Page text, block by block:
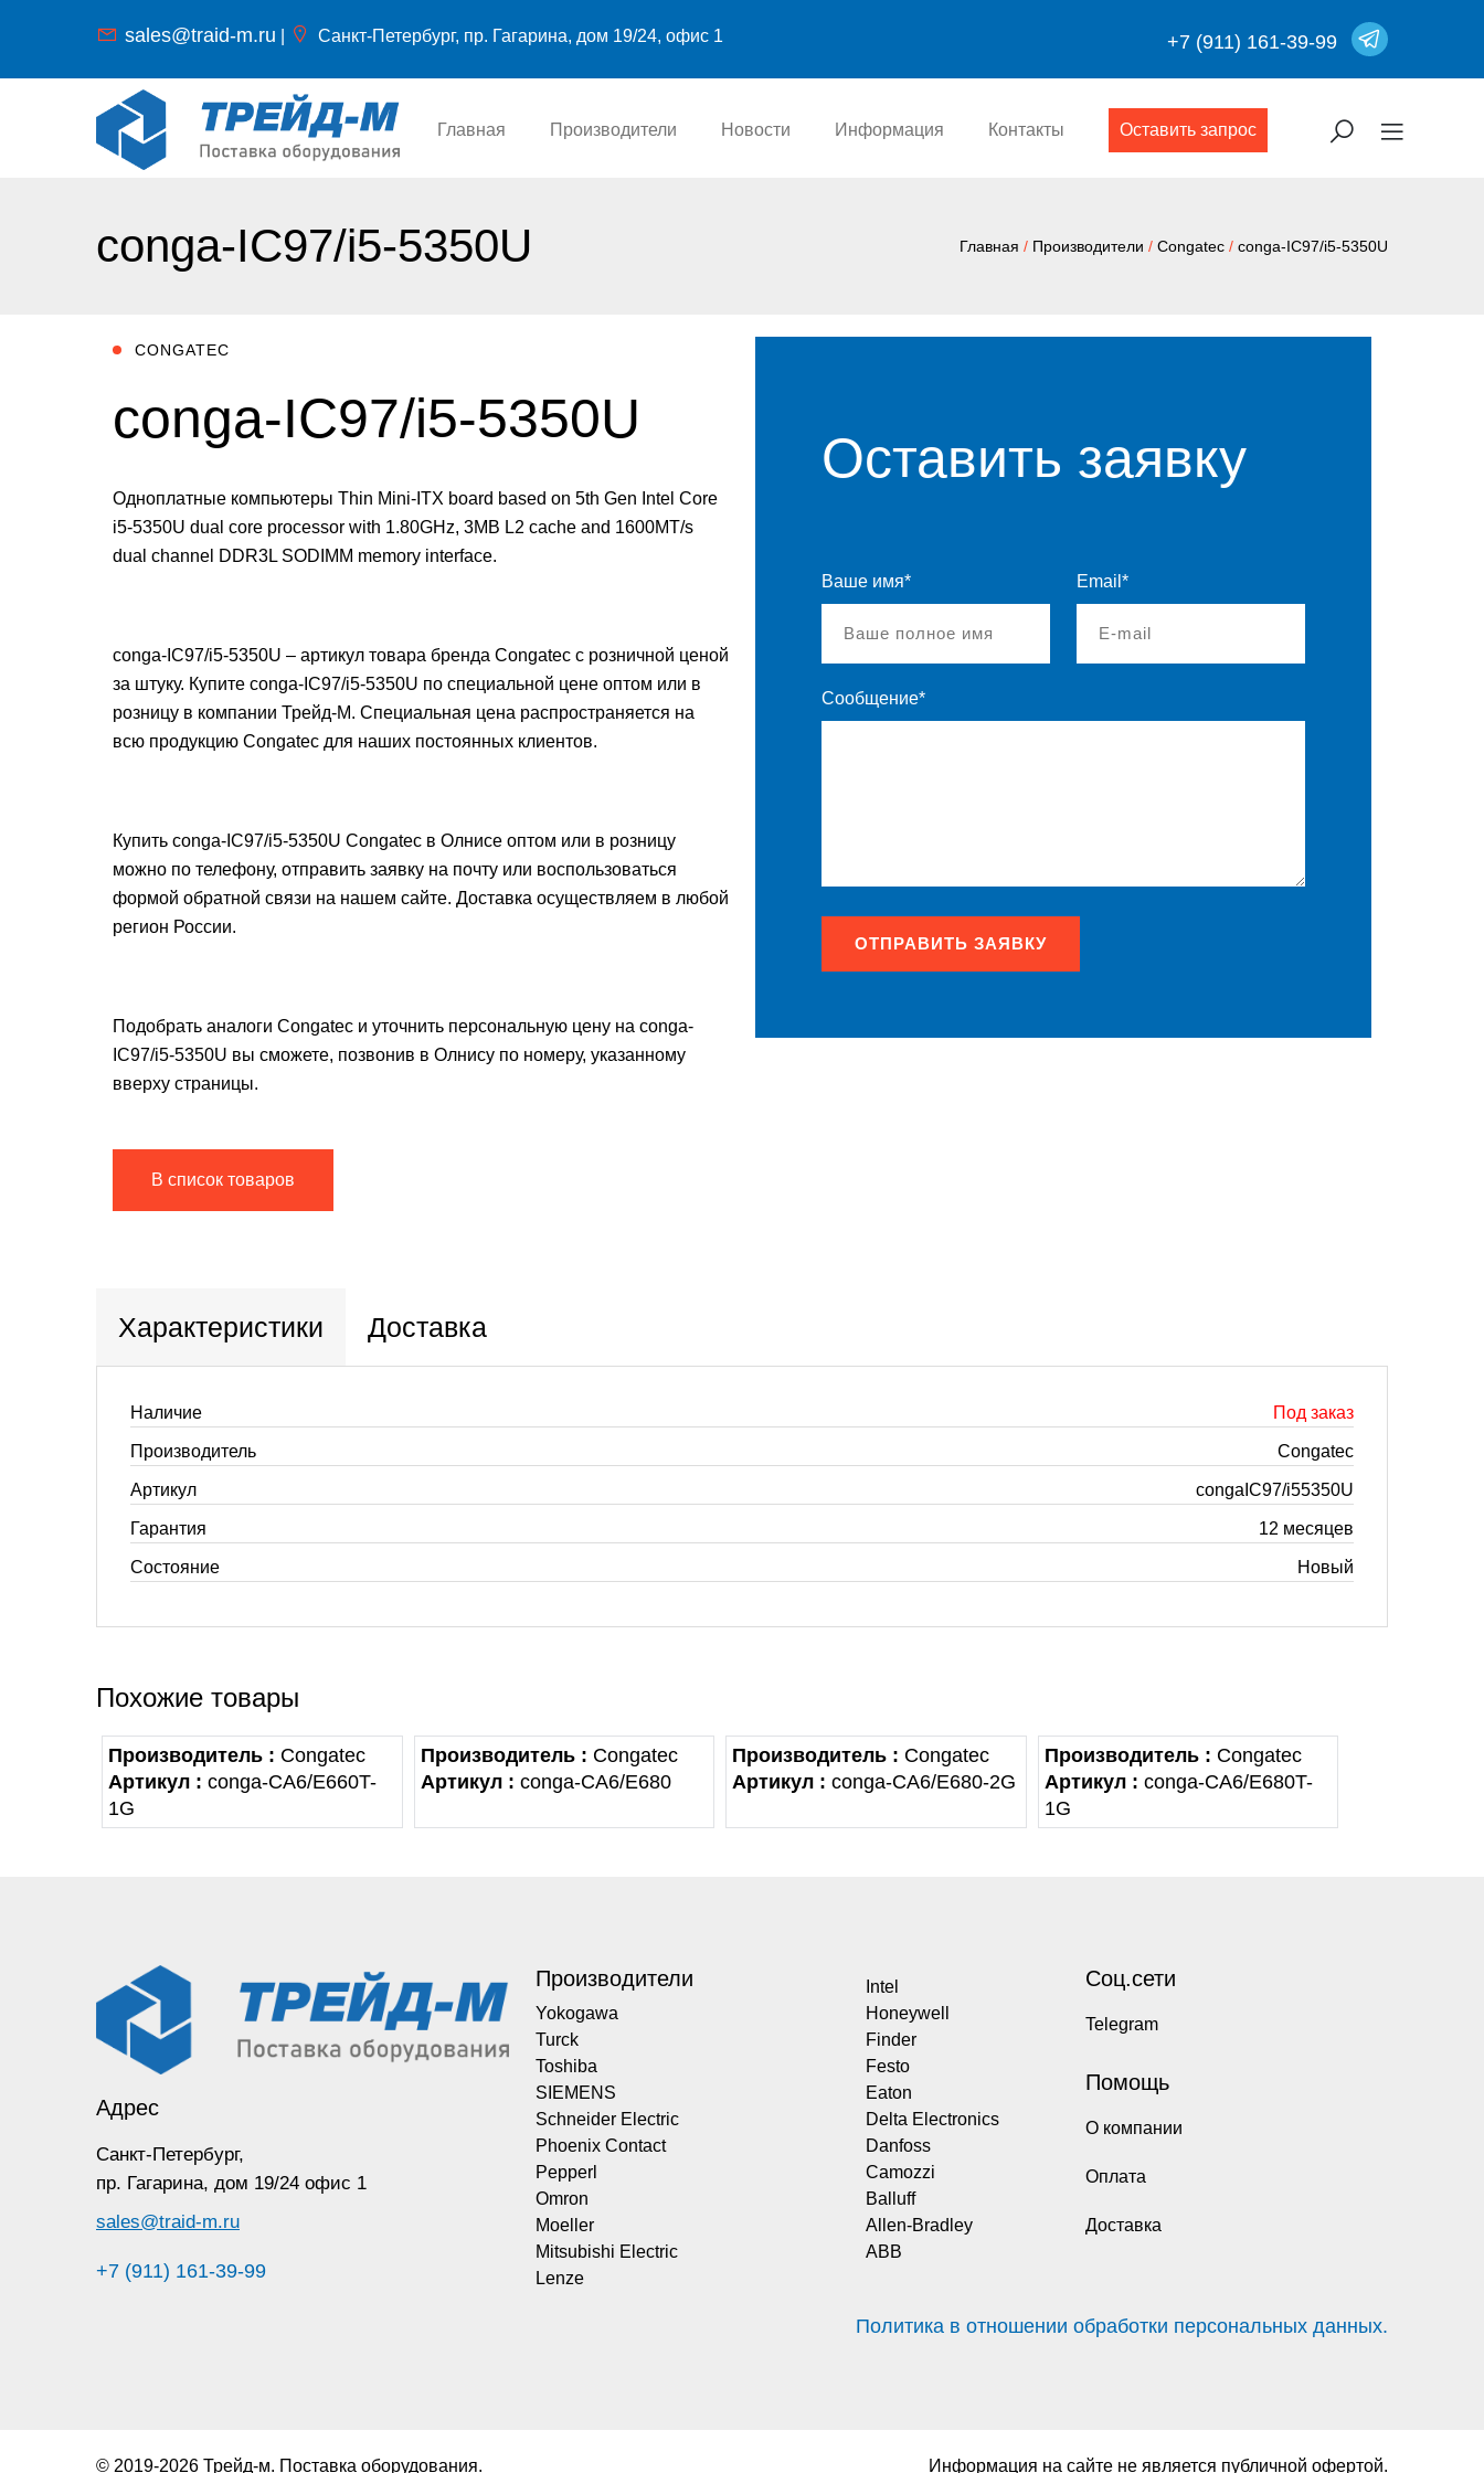
sales@traid-m.ru Санкт-Петербург, пр. Гагарина, дом 19/24, офис 1 +7 (911) 161-39-99
Главная Производители Новости Информация Контакты Оставить запрос
conga-IC97/i5-5350U Главная / Производители / Congatec / conga-IC97/i5-5350U
CONGATEC
conga-IC97/i5-5350U
Одноплатные компьютеры Thin Mini-ITX board based on 5th Gen Intel Core
i5-5350U dual core processor with 1.80GHz, 3MB L2 cache and 1600MT/s
dual channel DDR3L SODIMM memory interface.
conga-IC97/i5-5350U – артикул товара бренда Congatec с розничной ценой
за штуку. Купите conga-IC97/i5-5350U по специальной цене оптом или в
розницу в компании Трейд-М. Специальная цена распространяется на
всю продукцию Congatec для наших постоянных клиентов.
Купить conga-IC97/i5-5350U Congatec в Олнисе оптом или в розницу
можно по телефону, отправить заявку на почту или воспользоваться
формой обратной связи на нашем сайте. Доставка осуществляем в любой
регион России.
Подобрать аналоги Congatec и уточнить персональную цену на conga-
IC97/i5-5350U вы сможете, позвонив в Олнису по номеру, указанному
вверху страницы.
В список товаров
Оставить заявку
Ваше имя* Email*
Сообщение*
ОТПРАВИТЬ ЗАЯВКУ
Характеристики Доставка
Наличие Под заказ
Производитель Congatec
Артикул congaIC97/i55350U
Гарантия 12 месяцев
Состояние Новый
Похожие товары
Производитель : Congatec
Артикул : conga-CA6/E660T-
1G
Производитель : Congatec
Артикул : conga-CA6/E680
Производитель : Congatec
Артикул : conga-CA6/E680-2G
Производитель : Congatec
Артикул : conga-CA6/E680T-
1G
Адрес
Санкт-Петербург,
пр. Гагарина, дом 19/24 офис 1
sales@traid-m.ru
+7 (911) 161-39-99
Производители
Yokogawa
Turck
Toshiba
SIEMENS
Schneider Electric
Phoenix Contact
Pepperl
Omron
Moeller
Mitsubishi Electric
Lenze
Intel
Honeywell
Finder
Festo
Eaton
Delta Electronics
Danfoss
Camozzi
Balluff
Allen-Bradley
ABB
Соц.сети
Telegram
Помощь
О компании
Оплата
Доставка
Политика в отношении обработки персональных данных.
© 2019-2026 Трейд-м. Поставка оборудования. Информация на сайте не является публичной офертой.